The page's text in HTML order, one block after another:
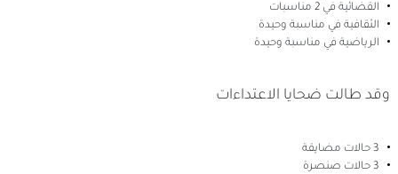
القضائية في 2 مناسبات
الثقافية في مناسبة وحيدة
الرياضية في مناسبة وحيدة
وقد طالت ضحايا الاعتداءات
3 حالات مضايقة
3 حالات صنصرة